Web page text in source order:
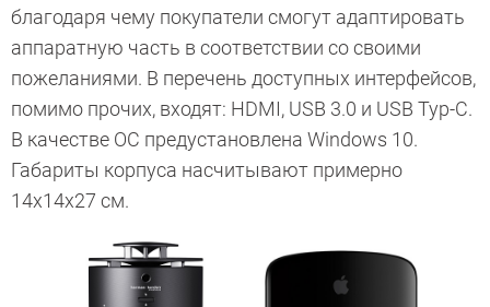
благодаря чему покупатели смогут адаптировать
аппаратную часть в соответствии со своими
пожеланиями. В перечень доступных интерфейсов,
помимо прочих, входят: HDMI, USB 3.0 и USB Typ-C.
В качестве ОС предустановлена Windows 10.
Габариты корпуса насчитывают примерно
14х14х27 см.